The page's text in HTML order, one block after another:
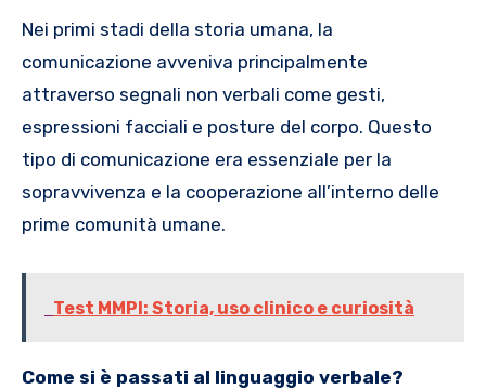
Nei primi stadi della storia umana, la
comunicazione avveniva principalmente
attraverso segnali non verbali come gesti,
espressioni facciali e posture del corpo. Questo
tipo di comunicazione era essenziale per la
sopravvivenza e la cooperazione all’interno delle
prime comunità umane.
Test MMPI: Storia, uso clinico e curiosità
Come si è passati al linguaggio verbale?